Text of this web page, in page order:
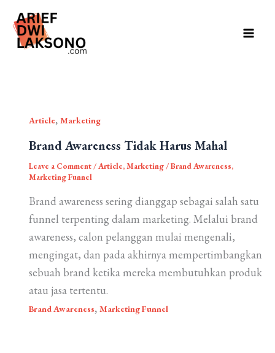
content
Article, Marketing
Brand Awareness Tidak Harus Mahal
Leave a Comment/Article,Marketing/Brand Awareness,
Marketing Funnel
Brand awareness sering dianggap sebagai salah satu
funnel terpenting dalam marketing. Melalui brand
awareness, calon pelanggan mulai mengenali,
mengingat, dan pada akhirnya mempertimbangkan
sebuah brand ketika mereka membutuhkan produk
atau jasa tertentu.
Brand Awareness, Marketing Funnel